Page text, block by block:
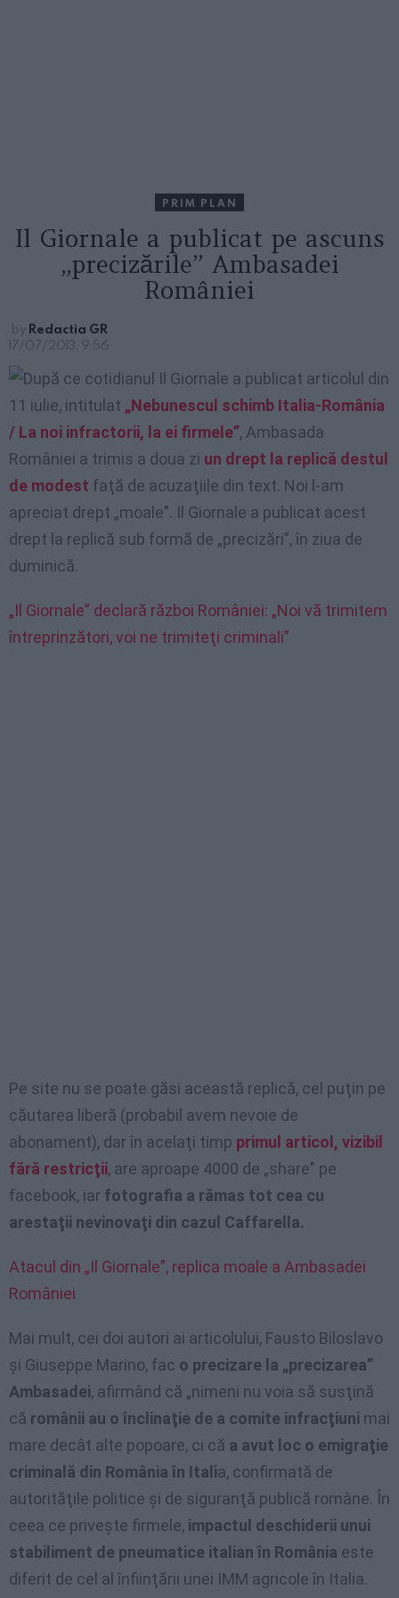
PRIM PLAN
Il Giornale a publicat pe ascuns
„precizările” Ambasadei
României
by Redactia GR
17/07/2013, 9:56
După ce cotidianul Il Giornale a publicat articolul din
11 iulie, intitulat „Nebunescul schimb Italia-România
/ La noi infractorii, la ei firmele”, Ambasada
României a trimis a doua zi un drept la replică destul
de modest faţă de acuzaţiile din text. Noi l-am
apreciat drept „moale”. Il Giornale a publicat acest
drept la replică sub formă de „precizări”, în ziua de
duminică.
„Il Giornale” declară război României: „Noi vă trimitem
întreprinzători, voi ne trimiteţi criminali”
Pe site nu se poate găsi această replică, cel puţin pe
căutarea liberă (probabil avem nevoie de
abonament), dar în acelaţi timp primul articol, vizibil
fără restricţii, are aproape 4000 de „share” pe
facebook, iar fotografia a rămas tot cea cu
arestaţii nevinovaţi din cazul Caffarella.
Atacul din „Il Giornale”, replica moale a Ambasadei
României
Mai mult, cei doi autori ai articolului, Fausto Biloslavo
şi Giuseppe Marino, fac o precizare la „precizarea”
Ambasadei, afirmând că „nimeni nu voia să susţină
că românii au o înclinaţie de a comite infracţiuni mai
mare decât alte popoare, ci că a avut loc o emigraţie
criminală din România în Italia, confirmată de
autorităţile politice şi de siguranţă publică române. În
ceea ce priveşte firmele, impactul deschiderii unui
stabiliment de pneumatice italian în România este
diferit de cel al înfiinţării unei IMM agricole în Italia.